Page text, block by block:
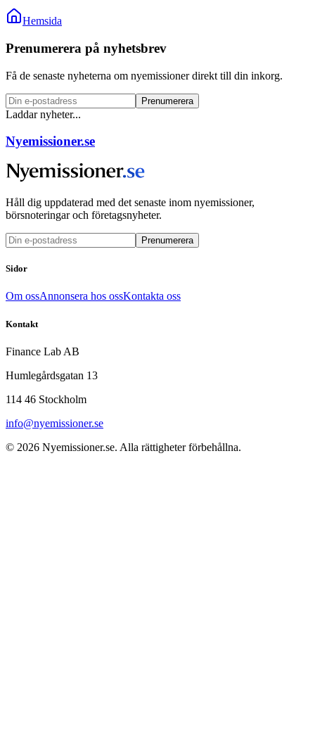
Hemsida
Prenumerera på nyhetsbrev
Få de senaste nyheterna om nyemissioner direkt till din inkorg.
Prenumerera
Laddar nyheter...
Nyemissioner.se
Håll dig uppdaterad med det senaste inom nyemissioner,
börsnoteringar och företagsnyheter.
Prenumerera
Sidor
Om ossAnnonsera hos ossKontakta oss
Kontakt
Finance Lab AB
Humlegårdsgatan 13
114 46 Stockholm
info@nyemissioner.se
© 2026 Nyemissioner.se. Alla rättigheter förbehållna.